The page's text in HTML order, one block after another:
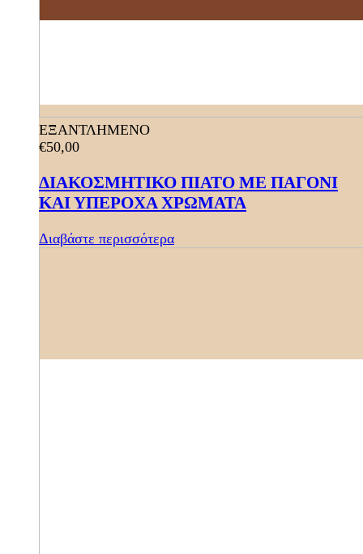
ΕΞΑΝΤΛΗΜΕΝΟ
€50,00
ΔΙΑΚΟΣΜΗΤΙΚΟ ΠΙΑΤΟ ΜΕ ΠΑΓΟΝΙ
ΚΑΙ ΥΠΕΡΟΧΑ ΧΡΩΜΑΤΑ
Διαβάστε περισσότερα